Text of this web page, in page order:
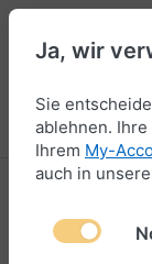
Menü
13-24 von
Ja, wir
Sie
ablehnen.
Ihrem My-
auch in